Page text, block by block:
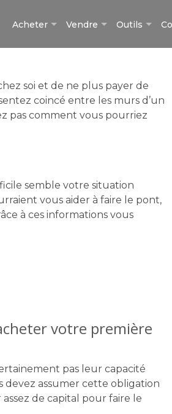
Acheter Vendre Outils
soi et de ne plus payer de
coincé entre les murs d’un
pas comment vous pourriez
semble votre situation
vous aider à faire le pont,
à ces informations vous
votre première
pas leur capacité
devez assumer cette obligation
de capital pour faire le